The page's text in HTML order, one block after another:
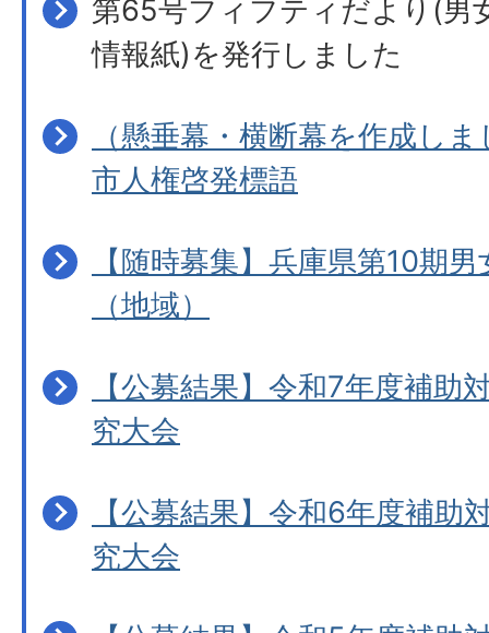
第65号フィフティだより(男
情報紙)を発行しました
（懸垂幕・横断幕を作成し
市人権啓発標語
【随時募集】兵庫県第10期
（地域）
【公募結果】令和7年度補助
究大会
【公募結果】令和6年度補助
究大会